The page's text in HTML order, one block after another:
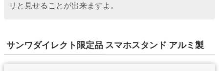
リと見せることが出来ますよ。
サンワダイレクト限定品 スマホスタンド アルミ製